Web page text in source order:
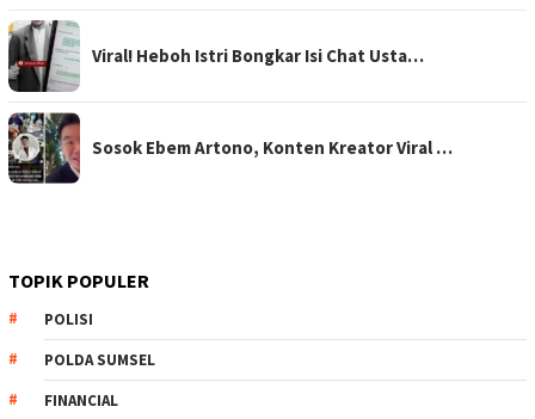
Viral! Heboh Istri Bongkar Isi Chat Usta…
Sosok Ebem Artono, Konten Kreator Viral …
TOPIK POPULER
POLISI
POLDA SUMSEL
FINANCIAL